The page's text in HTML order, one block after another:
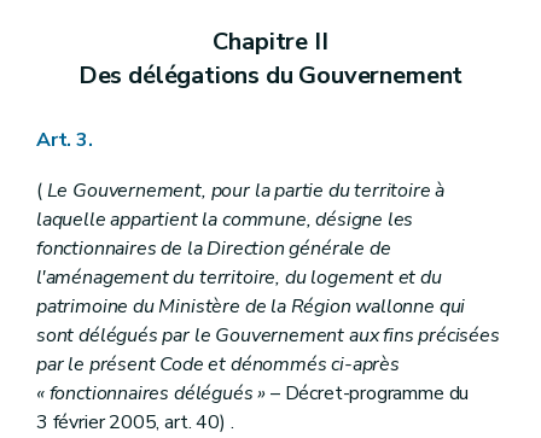
Art. 61
Art. 66
Art. 67
Art. 68
Art. 69
Art. 70
Art. 71
Chapitre V Du remembrement et du relotissement
Art. 72
Art. 73
Art. 74
Art. 75
Chapitre II
Des délégations du Gouvernement
Art. 3.
(Le Gouvernement, pour la partie du territoire à
laquelle appartient la commune, désigne les
fonctionnaires de la Direction générale de
l'aménagement du territoire, du logement et du
patrimoine du Ministère de la Région wallonne qui
sont délégués par le Gouvernement aux fins précisées
par le présent Code et dénommés ci-après
« fonctionnaires délégués »– Décret-programme du
3 février 2005, art. 40) .